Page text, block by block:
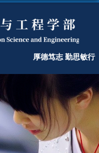
厚德笃志 勤思敏行